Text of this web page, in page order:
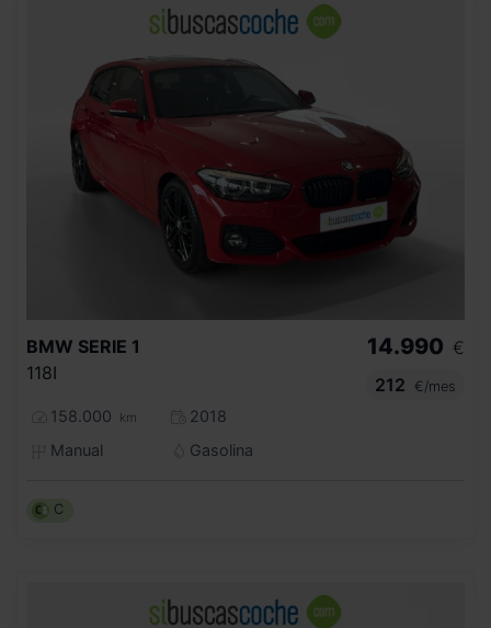
BMW SERIE 1
118I
158.000 km
2018
Manual
Gasolina
14.990 €
212
€/mes
C